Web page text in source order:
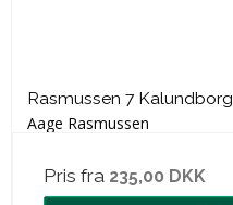
Rasmussen 7 Kalundborg
Aage Rasmussen
Pris fra 235,00 DKK